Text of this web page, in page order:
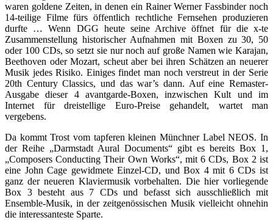
waren goldene Zeiten, in denen ein Rainer Werner Fassbinder noch
14-teilige Filme fürs öffentlich rechtliche Fernsehen produzieren
durfte … Wenn DGG heute seine Archive öffnet für die x-te
Zusammenstellung historischer Aufnahmen mit Boxen zu 30, 50
oder 100 CDs, so setzt sie nur noch auf große Namen wie Karajan,
Beethoven oder Mozart, scheut aber bei ihren Schätzen an neuerer
Musik jedes Risiko. Einiges findet man noch verstreut in der Serie
20th Century Classics, und das war’s dann. Auf eine Remaster-
Ausgabe dieser 4 avantgarde-Boxen, inzwischen Kult und im
Internet für dreistellige Euro-Preise gehandelt, wartet man
vergebens.
Da kommt Trost vom tapferen kleinen Münchner Label NEOS. In
der Reihe „Darmstadt Aural Documents“ gibt es bereits Box 1,
„Composers Conducting Their Own Works“, mit 6 CDs, Box 2 ist
eine John Cage gewidmete Einzel-CD, und Box 4 mit 6 CDs ist
ganz der neueren Klaviermusik vorbehalten. Die hier vorliegende
Box 3 besteht aus 7 CDs und befasst sich ausschließlich mit
Ensemble-Musik, in der zeitgenössischen Musik vielleicht ohnehin
die interessanteste Sparte.